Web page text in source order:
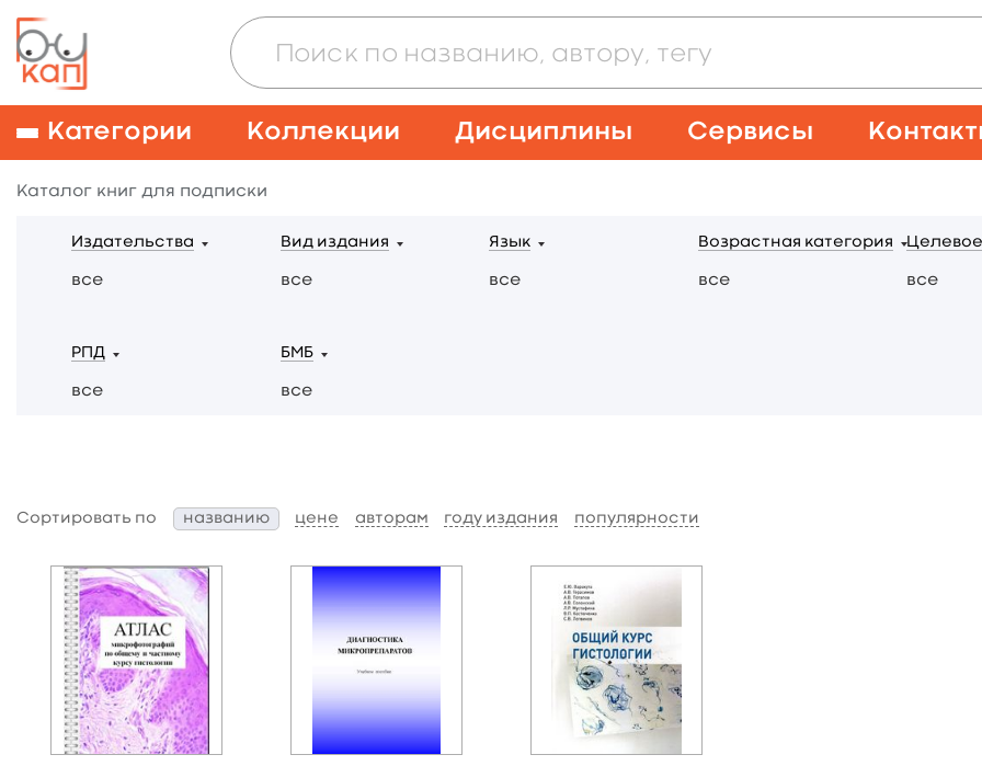
Категории Коллекции Дисциплины Сервисы
Каталог книг для подписки
Издательства
все
Вид издания
все
Язык
все
Возрастная категория
все все
РПД
все
БМБ
все
Сортировать по названию цене авторам году издания популярности